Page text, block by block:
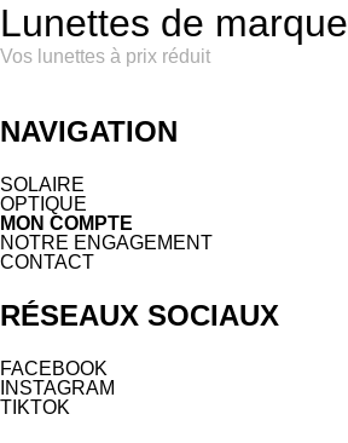
Lunettes de marque
Vos lunettes à prix réduit
NAVIGATION
SOLAIRE
OPTIQUE
MON COMPTE
NOTRE ENGAGEMENT
CONTACT
RÉSEAUX SOCIAUX
FACEBOOK
INSTAGRAM
TIKTOK